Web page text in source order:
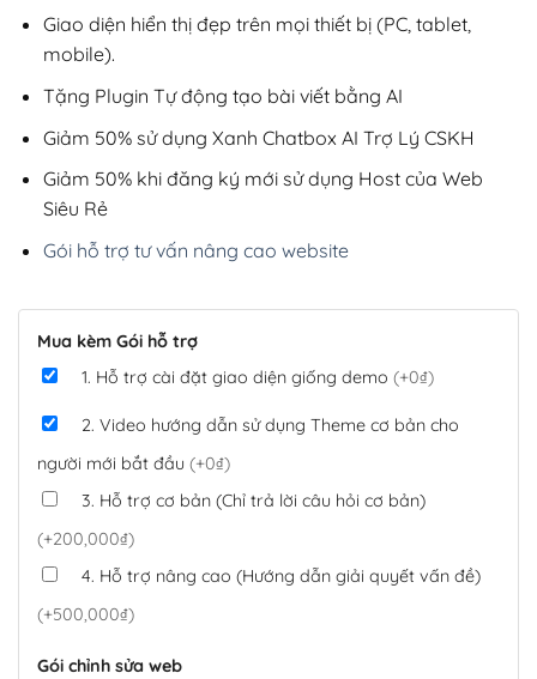
Giao diện hiển thị đẹp trên mọi thiết bị (PC, tablet,
mobile).
Tặng Plugin Tự động tạo bài viết bằng AI
Giảm 50% sử dụng Xanh Chatbox AI Trợ Lý CSKH
Giảm 50% khi đăng ký mới sử dụng Host của Web
Siêu Rẻ
Gói hỗ trợ tư vấn nâng cao website
Mua kèm Gói hỗ trợ
1. Hỗ trợ cài đặt giao diện giống demo (+0₫)
2. Video hướng dẫn sử dụng Theme cơ bản cho
người mới bắt đầu (+0₫)
3. Hỗ trợ cơ bản (Chỉ trả lời câu hỏi cơ bản)
(+200,000₫)
4. Hỗ trợ nâng cao (Hướng dẫn giải quyết vấn đề)
(+500,000₫)
Gói chỉnh sửa web